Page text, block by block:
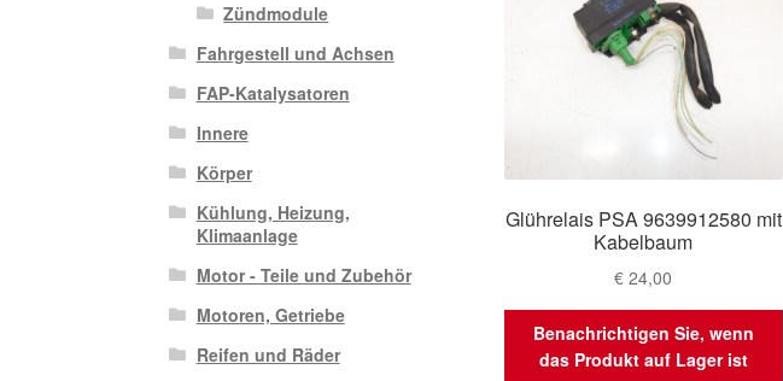
Glührelais PSA 9639912580 mit
Kabelbaum
€ 24,00
Benachrichtigen Sie, wenn
das Produkt auf Lager ist
Zündmodule
Fahrgestell und Achsen
FAP-Katalysatoren
Innere
Körper
Kühlung, Heizung,
Klimaanlage
Motor - Teile und Zubehör
Motoren, Getriebe
Reifen und Räder